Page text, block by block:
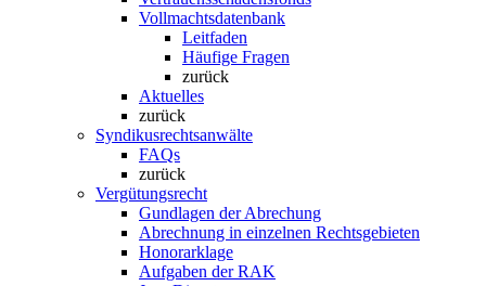
Vollmachtsdatenbank
Leitfaden
Häufige Fragen
zurück
Aktuelles
zurück
Syndikusrechtsanwälte
FAQs
zurück
Vergütungsrecht
Gundlagen der Abrechung
Abrechnung in einzelnen Rechtsgebieten
Honorarklage
Aufgaben der RAK